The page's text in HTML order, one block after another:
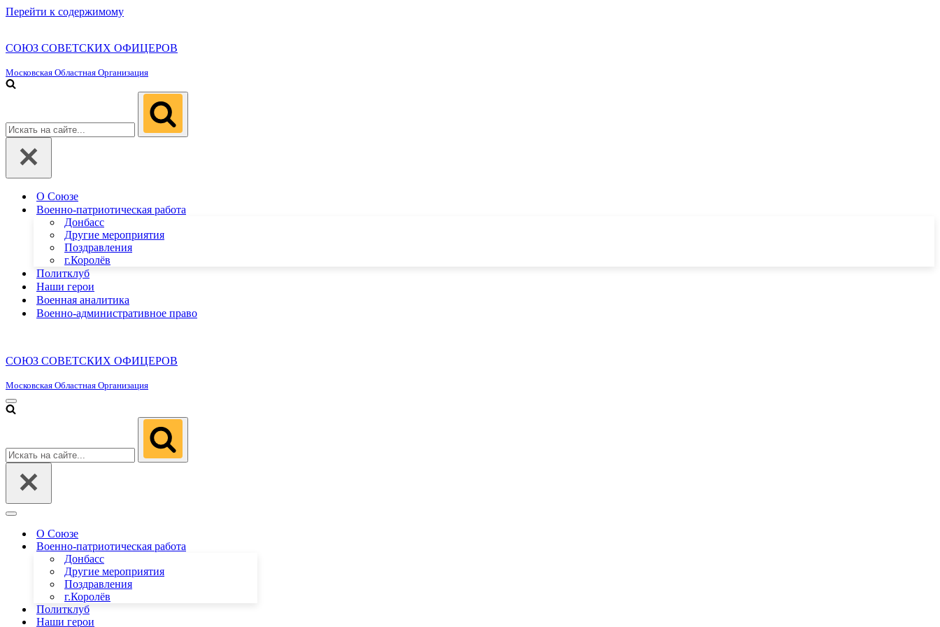
Перейти к содержимому
СОЮЗ СОВЕТСКИХ ОФИЦЕРОВ
Московская Областная Организация
О Союзе
Военно-патриотическая работа
Донбасс
Другие мероприятия
Поздравления
г.Королёв
Политклуб
Наши герои
Военная аналитика
Военно-административное право
СОЮЗ СОВЕТСКИХ ОФИЦЕРОВ
Московская Областная Организация
Меню
навигации
Меню
навигацииО Союзе
Военно-патриотическая работа
Донбасс
Другие мероприятия
Поздравления
г.Королёв
Политклуб
Наши герои